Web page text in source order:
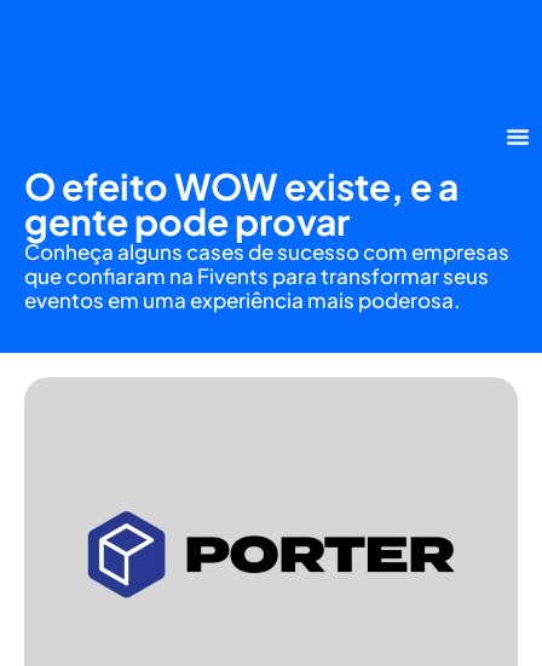
O efeito WOW existe, e a
gente pode provar
Conheça alguns cases de sucesso com empresas
que confiaram na Fivents para transformar seus
eventos em uma experiência mais poderosa.